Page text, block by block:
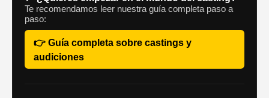
Te recomendamos leer nuestra guía completa paso a
paso:
👉 Guía completa sobre castings y
audiciones